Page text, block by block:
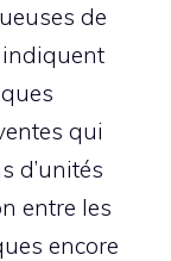
de
indiquent
qui
d’unités
entre les
encore